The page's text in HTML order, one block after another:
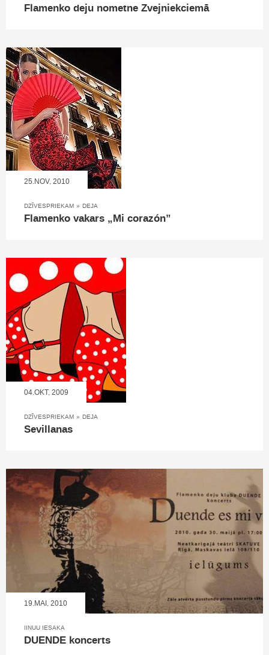
Flamenko deju nometne Zvejniekciemā
25.NOV, 2010
DZĪVESPRIEKAM » DEJA
Flamenko vakars „Mi corazón”
04.OKT, 2009
DZĪVESPRIEKAM » DEJA
Sevillanas
19.MAI, 2010
IINUU IESAKA
DUENDE koncerts